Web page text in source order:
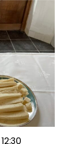
12:30